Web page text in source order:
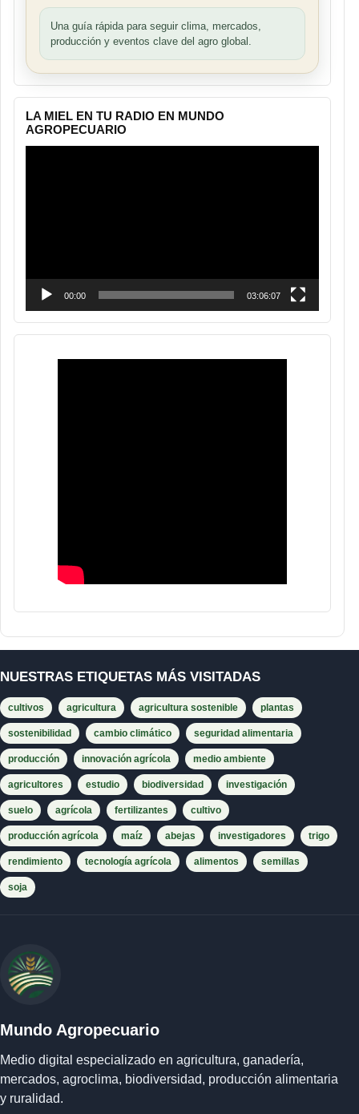
Una guía rápida para seguir clima, mercados,
producción y eventos clave del agro global.
LA MIEL EN TU RADIO EN MUNDO
AGROPECUARIO
00:00 03:06:07
NUESTRAS ETIQUETAS MÁS VISITADAS
cultivos agricultura agricultura sostenible plantas
sostenibilidad cambio climático seguridad alimentaria
producción innovación agrícola medio ambiente
agricultores estudio biodiversidad investigación
suelo agrícola fertilizantes cultivo
producción agrícola maíz abejas investigadores trigo
rendimiento tecnología agrícola alimentos semillas
soja
Mundo Agropecuario
Medio digital especializado en agricultura, ganadería,
mercados, agroclima, biodiversidad, producción alimentaria
y ruralidad.